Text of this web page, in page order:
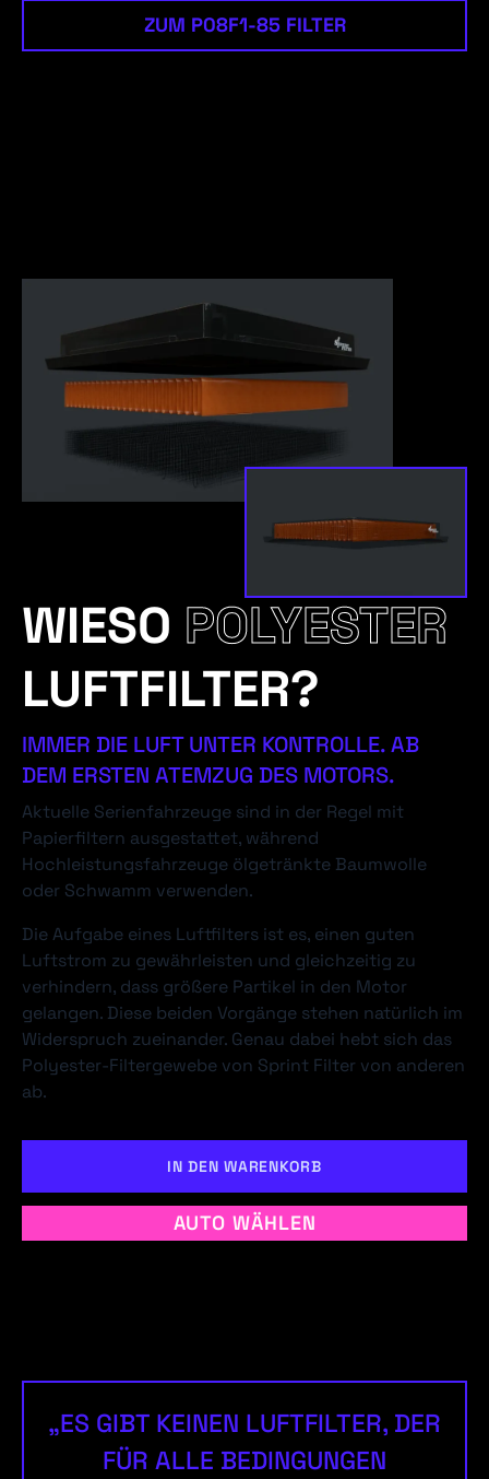
ZUM P08F1-85 FILTER
WIESO POLYESTER
LUFTFILTER?
IMMER DIE LUFT UNTER KONTROLLE. AB
DEM ERSTEN ATEMZUG DES MOTORS.
Aktuelle Serienfahrzeuge sind in der Regel mit
Papierfiltern ausgestattet, während
Hochleistungsfahrzeuge ölgetränkte Baumwolle
oder Schwamm verwenden.
Die Aufgabe eines Luftfilters ist es, einen guten
Luftstrom zu gewährleisten und gleichzeitig zu
verhindern, dass größere Partikel in den Motor
gelangen. Diese beiden Vorgänge stehen natürlich im
Widerspruch zueinander. Genau dabei hebt sich das
Polyester-Filtergewebe von Sprint Filter von anderen
ab.
IN DEN WARENKORB
AUTO WÄHLEN
„ES GIBT KEINEN LUFTFILTER, DER
FÜR ALLE BEDINGUNGEN